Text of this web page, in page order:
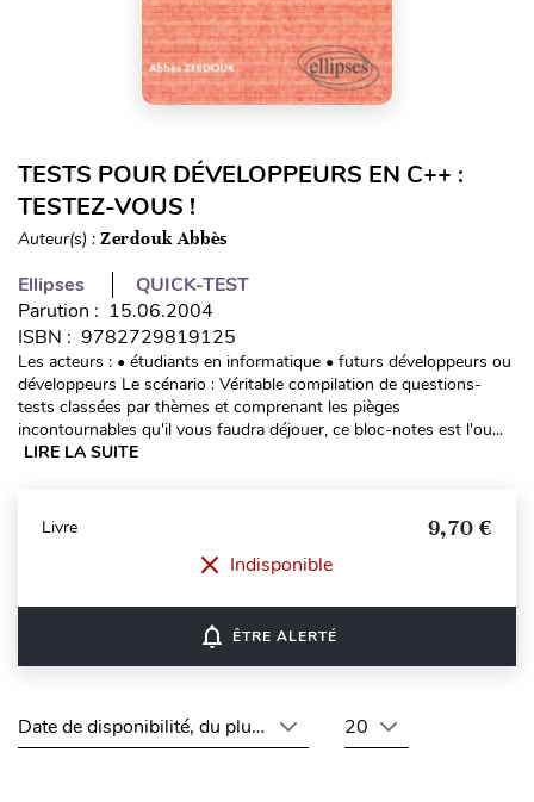
TESTS POUR DÉVELOPPEURS EN C++ :
TESTEZ-VOUS !
Auteur(s) : Zerdouk Abbès
Ellipses
QUICK-TEST
Parution : 15.06.2004
ISBN : 9782729819125
Les acteurs : • étudiants en informatique • futurs développeurs ou
développeurs Le scénario : Véritable compilation de questions-
tests classées par thèmes et comprenant les pièges
incontournables qu'il vous faudra déjouer, ce bloc-notes est l'ou...
LIRE LA SUITE
Livre 9,70 €
Indisponible
notifications_none ÊTRE ALERTÉ
Date de disponibilité, du plus récent au plus ancien
20